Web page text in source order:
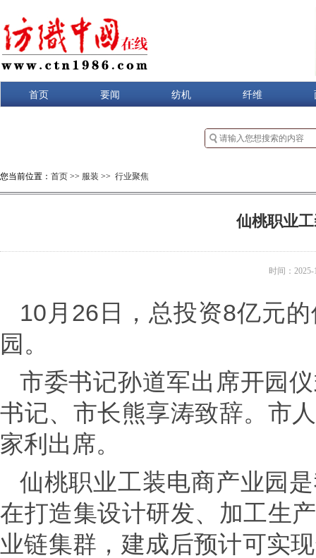
首页 要闻 纺机 纤维
您当前位置： 首页 >> 服装 >> 行业聚焦
仙桃职业
时间：2025-
10月26日，总投资8亿元
园。
市委书记孙道军出席开园
书记、市长熊享涛致辞。市
家利出席。
仙桃职业工装电商产业园
在打造集设计研发、加工生
业链集群，建成后预计可实